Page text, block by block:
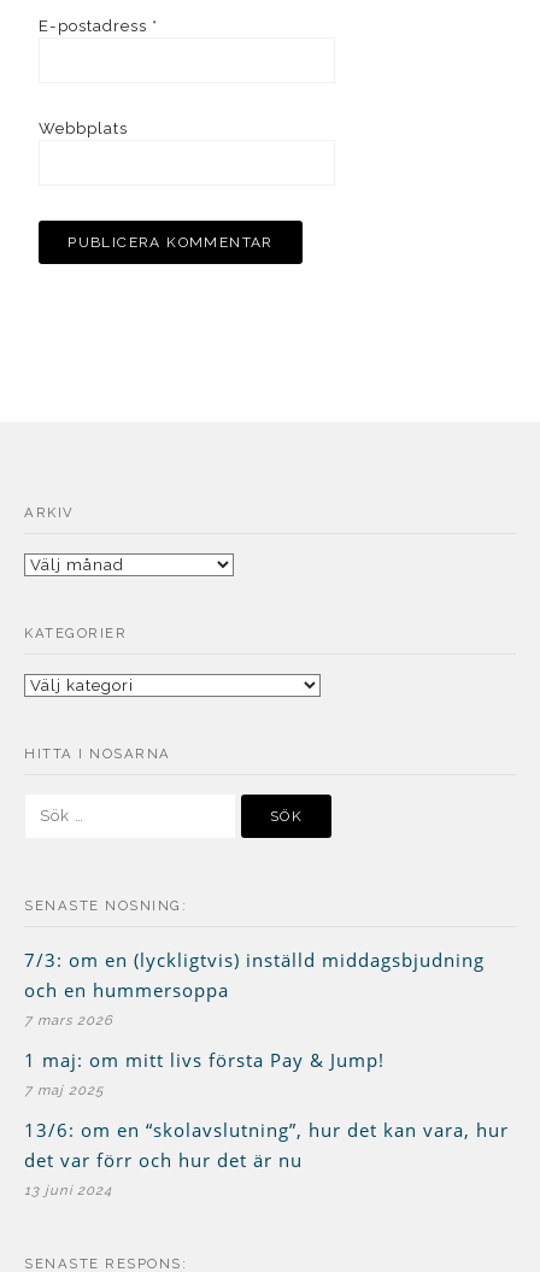
E-postadress *
Webbplats
ARKIV
Arkiv
KATEGORIER
Kategorier
HITTA I NOSARNA
SENASTE NOSNING:
7/3: om en (lyckligtvis) inställd middagsbjudning
och en hummersoppa
7 mars 2026
1 maj: om mitt livs första Pay & Jump!
7 maj 2025
13/6: om en “skolavslutning”, hur det kan vara, hur
det var förr och hur det är nu
13 juni 2024
SENASTE RESPONS: